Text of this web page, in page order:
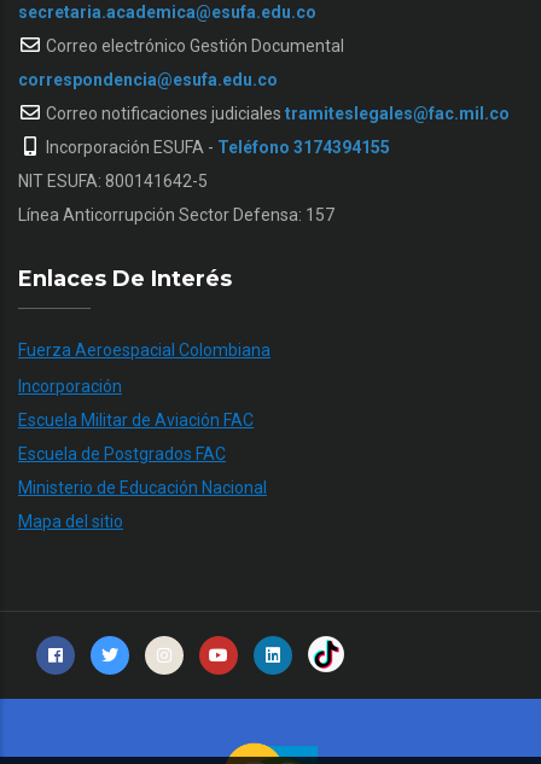
secretaria.academica@esufa.edu.co
Correo electrónico Gestión Documental
correspondencia@esufa.edu.co
Correo notificaciones judiciales tramiteslegales@fac.mil.co
Incorporación ESUFA - Teléfono 3174394155
NIT ESUFA: 800141642-5
Línea Anticorrupción Sector Defensa: 157
Enlaces De Interés
Fuerza Aeroespacial Colombiana
Incorporación
Escuela Militar de Aviación FAC
Escuela de Postgrados FAC
Ministerio de Educación Nacional
Mapa del sitio